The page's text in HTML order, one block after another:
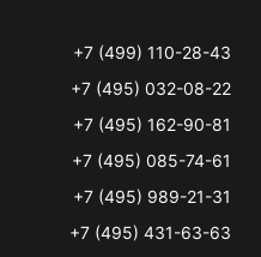
+7 (499) 110-28-43
+7 (495) 032-08-22
+7 (495) 162-90-81
+7 (495) 085-74-61
+7 (495) 989-21-31
+7 (495) 431-63-63